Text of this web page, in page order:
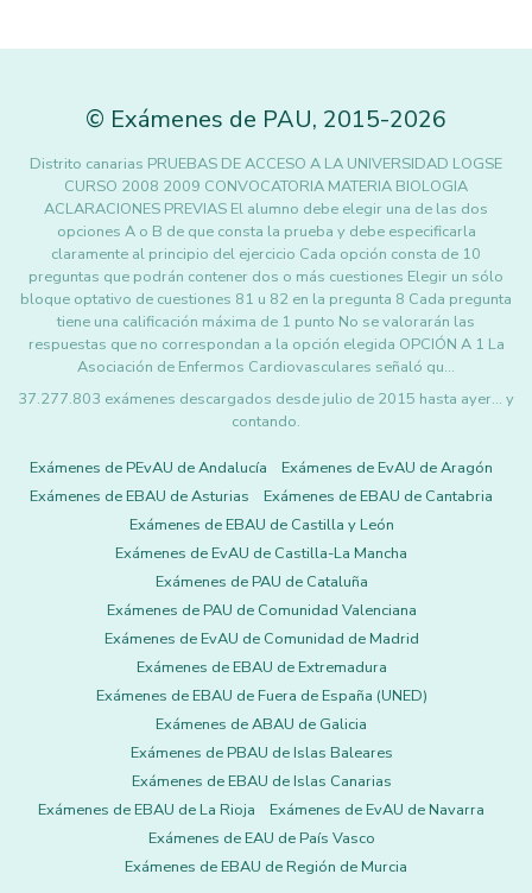
© Exámenes de PAU, 2015-2026
Distrito canarias PRUEBAS DE ACCESO A LA UNIVERSIDAD LOGSE
CURSO 2008 2009 CONVOCATORIA MATERIA BIOLOGIA
ACLARACIONES PREVIAS El alumno debe elegir una de las dos
opciones A o B de que consta la prueba y debe especificarla
claramente al principio del ejercicio Cada opción consta de 10
preguntas que podrán contener dos o más cuestiones Elegir un sólo
bloque optativo de cuestiones 81 u 82 en la pregunta 8 Cada pregunta
tiene una calificación máxima de 1 punto No se valorarán las
respuestas que no correspondan a la opción elegida OPCIÓN A 1 La
Asociación de Enfermos Cardiovasculares señaló qu…
37.277.803 exámenes descargados desde julio de 2015 hasta ayer... y
contando.
Exámenes de PEvAU de Andalucía
Exámenes de EvAU de Aragón
Exámenes de EBAU de Asturias
Exámenes de EBAU de Cantabria
Exámenes de EBAU de Castilla y León
Exámenes de EvAU de Castilla-La Mancha
Exámenes de PAU de Cataluña
Exámenes de PAU de Comunidad Valenciana
Exámenes de EvAU de Comunidad de Madrid
Exámenes de EBAU de Extremadura
Exámenes de EBAU de Fuera de España (UNED)
Exámenes de ABAU de Galicia
Exámenes de PBAU de Islas Baleares
Exámenes de EBAU de Islas Canarias
Exámenes de EBAU de La Rioja
Exámenes de EvAU de Navarra
Exámenes de EAU de País Vasco
Exámenes de EBAU de Región de Murcia